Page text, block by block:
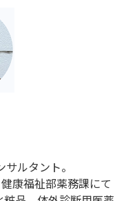
ルタント。
康福祉部薬務課にて